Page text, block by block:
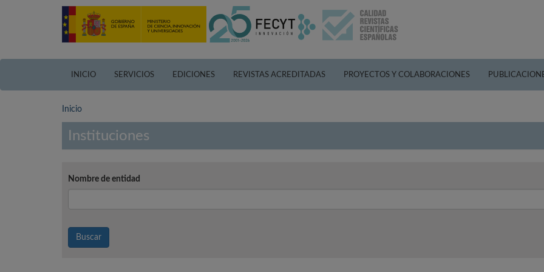
INICIO SERVICIOS EDICIONES REVISTAS ACREDITADAS PROYECTOS Y COLABORACIONES
Inicio
Instituciones
Nombre de entidad
Buscar